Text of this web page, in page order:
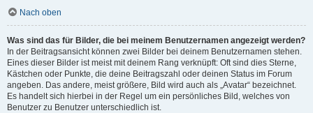
Nach oben
Was sind das für Bilder, die bei meinem Benutzernamen angezeigt werden?
In der Beitragsansicht können zwei Bilder bei deinem Benutzernamen stehen.
Eines dieser Bilder ist meist mit deinem Rang verknüpft: Oft sind dies Sterne,
Kästchen oder Punkte, die deine Beitragszahl oder deinen Status im Forum
angeben. Das andere, meist größere, Bild wird auch als „Avatar“ bezeichnet.
Es handelt sich hierbei in der Regel um ein persönliches Bild, welches von
Benutzer zu Benutzer unterschiedlich ist.